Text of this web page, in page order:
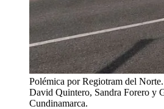
Polémica por Regiotram del Norte.
David Quintero, Sandra Forero y
Cundinamarca.